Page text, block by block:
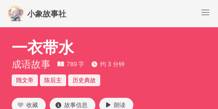
小象故事社
一衣带水
成语故事 789 字 约 3 分钟
隋文帝 陈后主 历史典故
收藏 故事信息 朗读